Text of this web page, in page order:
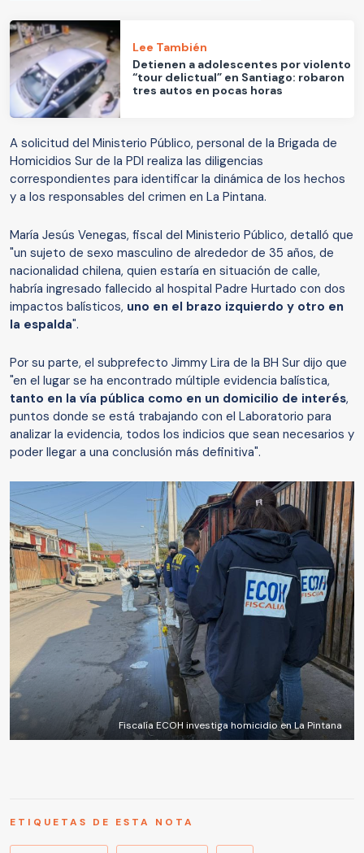
Lee También
Detienen a adolescentes por violento
“tour delictual” en Santiago: robaron
tres autos en pocas horas
A solicitud del Ministerio Público, personal de la Brigada de
Homicidios Sur de la PDI realiza las diligencias
correspondientes para identificar la dinámica de los hechos
y a los responsables del crimen en La Pintana.
María Jesús Venegas, fiscal del Ministerio Público, detalló que
"un sujeto de sexo masculino de alrededor de 35 años, de
nacionalidad chilena, quien estaría en situación de calle,
habría ingresado fallecido al hospital Padre Hurtado con dos
impactos balísticos, uno en el brazo izquierdo y otro en
la espalda".
Por su parte, el subprefecto Jimmy Lira de la BH Sur dijo que
"en el lugar se ha encontrado múltiple evidencia balística,
tanto en la vía pública como en un domicilio de interés,
puntos donde se está trabajando con el Laboratorio para
analizar la evidencia, todos los indicios que sean necesarios y
poder llegar a una conclusión más definitiva".
Fiscalía ECOH investiga homicidio en La Pintana
ETIQUETAS DE ESTA NOTA